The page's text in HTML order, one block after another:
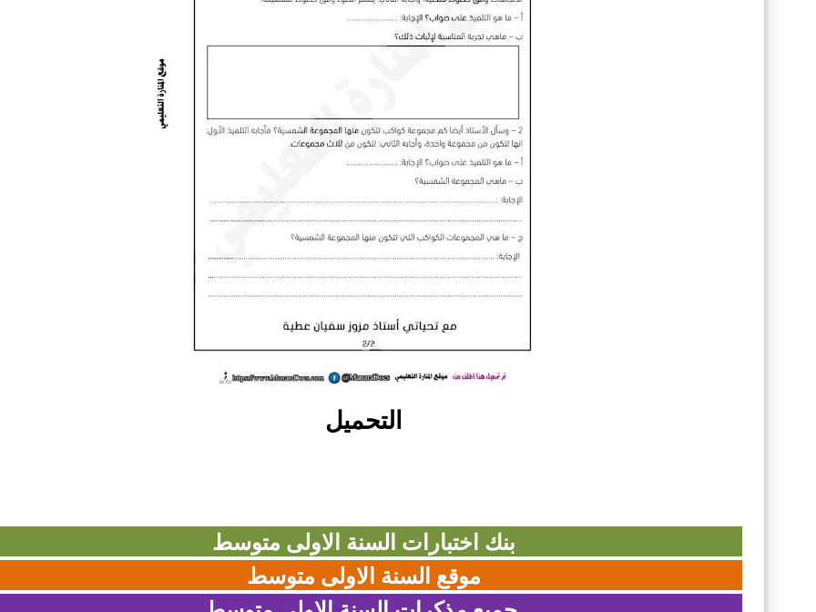
التحميل
بنك اختبارات السنة الاولى متوسط
موقع السنة الاولى متوسط